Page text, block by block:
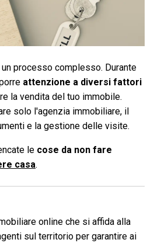
processo complesso. Durante
attenzione a diversi fattori
la vendita del tuo immobile.
solo l'agenzia immobiliare, il
e la gestione delle visite.
le cose da non fare
casa.
online che si affida alla
sul territorio per garantire ai